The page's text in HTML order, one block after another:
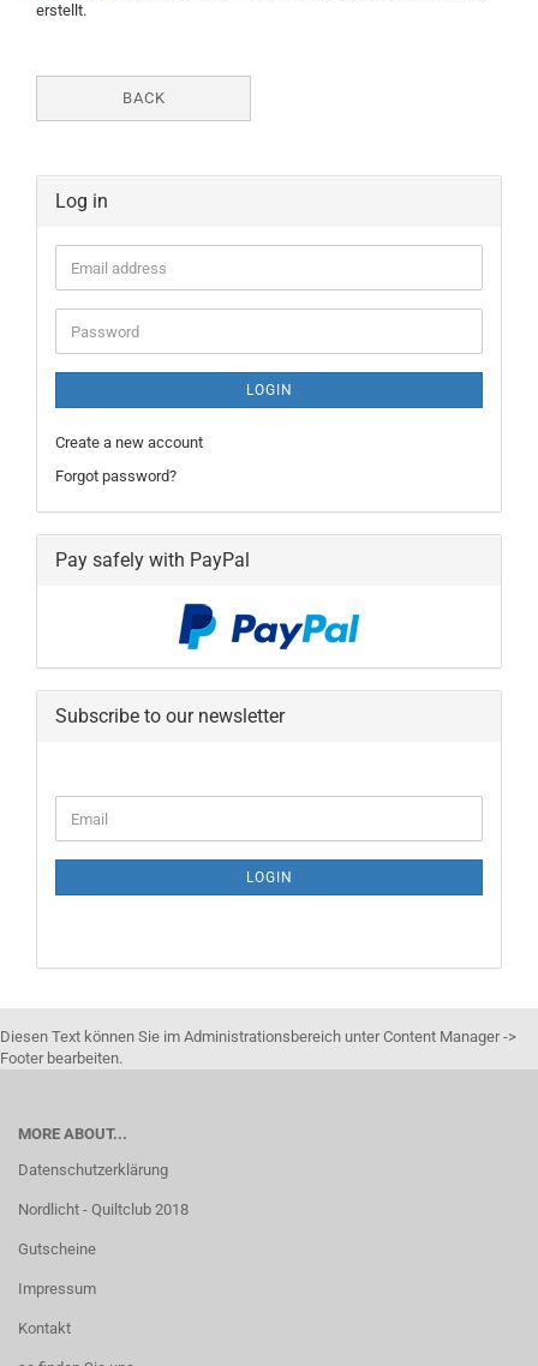
erstellt.
BACK
Log in
Email
address
Password
LOGIN
Create a new account
Forgot password?
Pay safely with PayPal
Subscribe to our newsletter
TO
PAGE
Email
LOGIN
Diesen Text können Sie im Administrationsbereich unter Content Manager ->
Footer bearbeiten.
MORE ABOUT...
Datenschutzerklärung
Nordlicht - Quiltclub 2018
Gutscheine
Impressum
Kontakt